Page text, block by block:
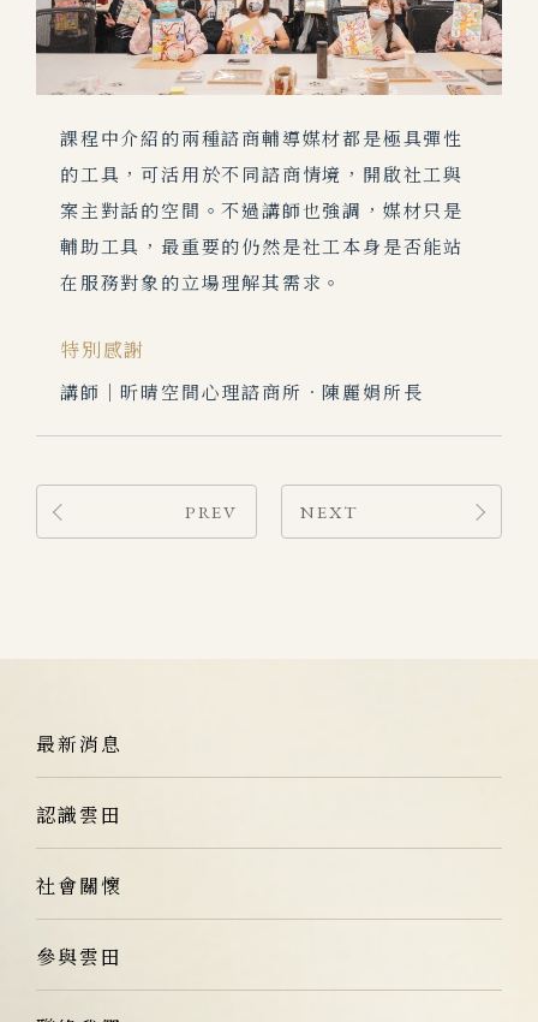
課程中介紹的兩種諮商輔導媒材都是極具彈性
的工具，可活用於不同諮商情境，開啟社工與
案主對話的空間。不過講師也強調，媒材只是
輔助工具，最重要的仍然是社工本身是否能站
在服務對象的立場理解其需求。
特別感謝
講師｜昕晴空間心理諮商所．陳麗娟所長
PREV NEXT
最新消息
認識雲田
社會關懷
參與雲田